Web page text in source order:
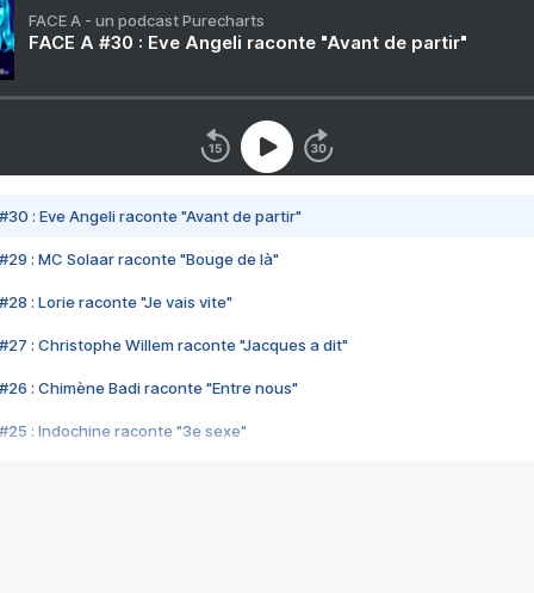
FACE A - un podcast Purecharts
FACE A #30 : Eve Angeli raconte "Avant de partir"
#30 : Eve Angeli raconte "Avant de partir"
#29 : MC Solaar raconte "Bouge de là"
#28 : Lorie raconte "Je vais vite"
#27 : Christophe Willem raconte "Jacques a dit"
#26 : Chimène Badi raconte "Entre nous"
#25 : Indochine raconte "3e sexe"